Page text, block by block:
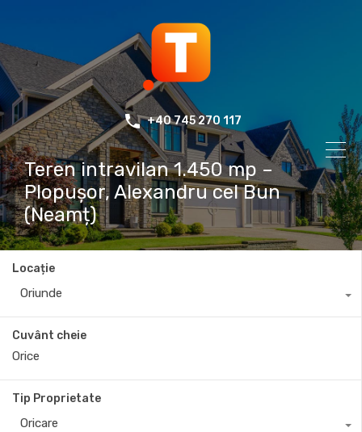
+40 745 270 117
Teren intravilan 1.450 mp –
Plopușor, Alexandru cel Bun
(Neamț)
Locație
Oriunde
Cuvânt cheie
Tip Proprietate
Oricare